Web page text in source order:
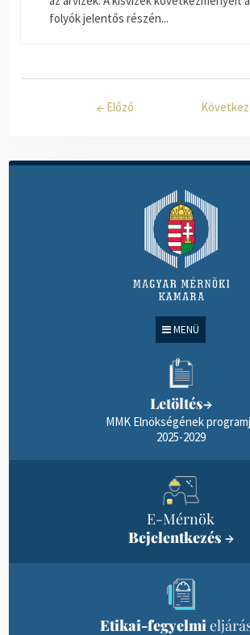
MENÜ
Letöltés→
MMK Elnökségének
2025-2029
E-Mérnök
Bejelentkezés →
Etikai-fegyelmi
folyók jelentős részén...
← Előző